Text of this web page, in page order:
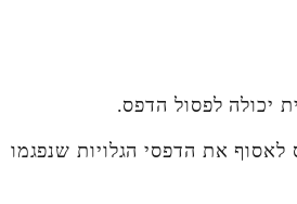
יכולה לפסול הדפס.
את הדפסי הגלויות שנפגמו